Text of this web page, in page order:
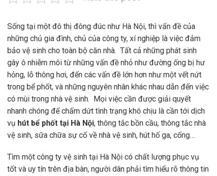
Sống tại một đô thị đông đúc như Hà Nội, thì vấn đề của
những chủ gia đình, chủ của công ty, xí nghiệp là việc đảm
bảo vệ sinh cho toàn bộ căn nhà. Tất cả những phát sinh
gây ô nhiễm môi từ những vấn đề nhỏ như đường ống bị hư
hỏng, lỗ thông hơi, đến các vấn đề lớn hơn như một vết nứt
trong bể phốt, và những nguyên nhân khác nhau dẫn đến việc
có mùi trong nhà vệ sinh. Mọi việc cần được giải quyết
nhanh chóng để chấm dứt tình trạng khó chịu là cần tới dịch
vụ hút bể phốt tại Hà Nội, thông tắc bồn cầu, thông tắc nhà
vệ sinh, sữa chữa sự cố về nhà vệ sinh, hút hố ga, cống…
Tìm một công ty vệ sinh tại Hà Nội có chất lượng phục vụ
tốt và uy tín trên địa bàn, người dân phải tìm hiểu rõ thông tin